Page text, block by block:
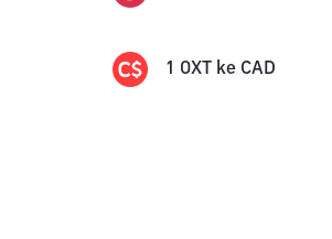
1 OXT ke CAD